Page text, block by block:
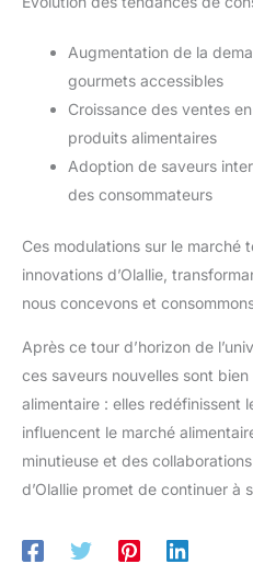
Augmentation de la
gourmets accessibles
Croissance des ventes
produits alimentaires
Adoption de saveurs
des consommateurs
Ces modulations sur le marché
innovations d’Olallie,
nous concevons et
Après ce tour d’horizon de
ces saveurs nouvelles sont
alimentaire : elles redéfinissent
influencent le marché
minutieuse et des
d’Olallie promet de continuer à